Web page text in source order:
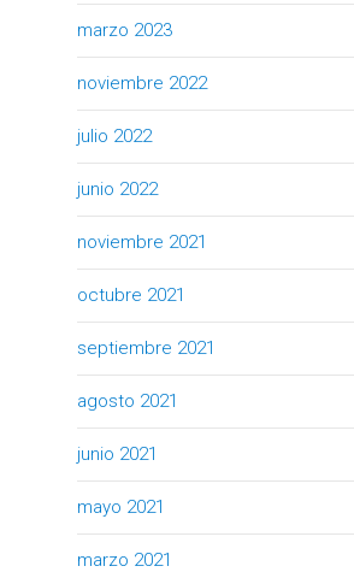
marzo 2023
noviembre 2022
julio 2022
junio 2022
noviembre 2021
octubre 2021
septiembre 2021
agosto 2021
junio 2021
mayo 2021
marzo 2021